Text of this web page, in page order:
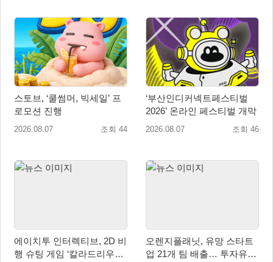
스토브, ‘쿨썸머, 빅세일’ 프
로모션 진행
2026.08.07 조회 44
‘부산인디커넥트페스티벌
2026’ 온라인 페스티벌 개막
2026.08.07 조회 46
에이치투 인터렉티브, 2D 비
행 슈팅 게임 ‘칼라드리우스
오렌지플래닛, 유망 스타트
업 21개 팀 배출… 투자유치∙